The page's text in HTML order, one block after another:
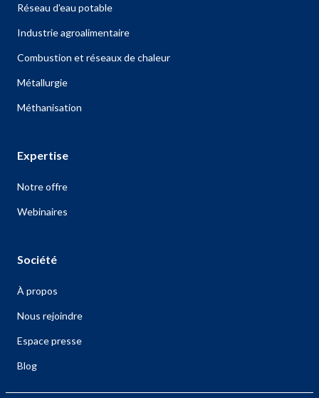
Réseau d’eau potable
Industrie agroalimentaire
Combustion et réseaux de chaleur
Métallurgie
Méthanisation
Expertise
Notre offre
Webinaires
Société
À propos
Nous rejoindre
Espace presse
Blog